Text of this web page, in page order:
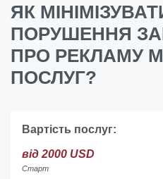
ЯК
ПОРУШЕННЯ
ПРО РЕКЛАМУ
ПОСЛУГ?
Вартість послуг:
від 2000 USD
Старт